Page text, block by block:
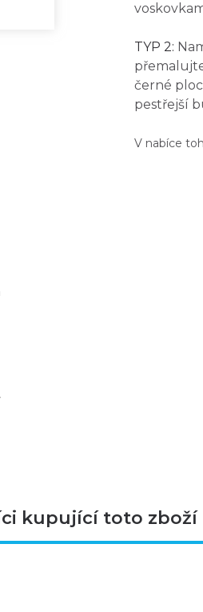
TYP 2:
černé
pestřejší
V nabíce
kupující toto